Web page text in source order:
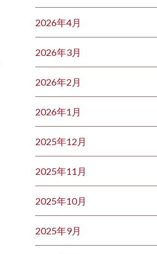
2026年4月
2026年3月
2026年2月
2026年1月
2025年12月
2025年11月
2025年10月
2025年9月